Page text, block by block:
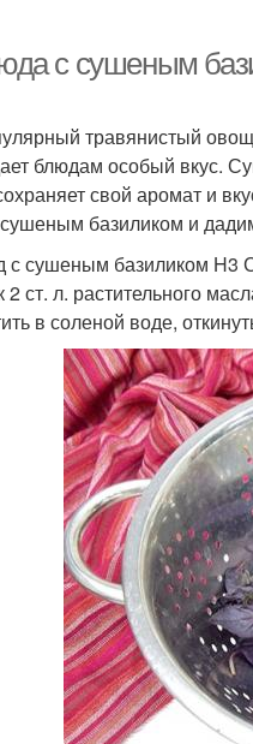
с сушеным
травянистый
блюдам особый вкус.
свой аромат и
базиликом и
сушеным базиликом H3
ст. л. растительного
в соленой воде,